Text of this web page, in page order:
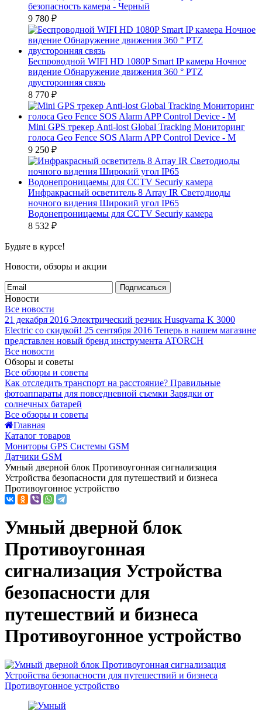
безопасность камера - Черный
9 780 ₽
Беспроводной WIFI HD 1080P Smart IP камера Ночное
видение Обнаружение движения 360 ° PTZ
двусторонняя связь
8 770 ₽
Mini GPS трекер Anti-lost Global Tracking Мониторинг
голоса Geo Fence SOS Alarm APP Control Device - M
9 250 ₽
Инфракрасный осветитель 8 Array IR Светодиоды
ночного видения Широкий угол IP65
Водонепроницаемы для CCTV Securiy камера
8 532 ₽
Будьте в курсе!
Новости, обзоры и акции
Подписаться
Новости
Все новости
21 декабря 2016 Электрический резчик Husqvarna K 3000
Electric со скидкой! 25 сентября 2016 Теперь в нашем магазине
представлен новый бренд инструмента ATORCH
Все новости
Обзоры и советы
Все обзоры и советы
Как отследить транспорт на расстояние? Правильные
фотоаппараты для повседневной съемки Зарядки от
солнечных батарей
Все обзоры и советы
Главная
Каталог товаров
Мониторы GPS Системы GSM
Датчики GSM
Умный дверной блок Противоугонная сигнализация
Устройства безопасности для путешествий и бизнеса
Противоугонное устройство
Умный дверной блок
Противоугонная
сигнализация Устройства
безопасности для
путешествий и бизнеса
Противоугонное устройство